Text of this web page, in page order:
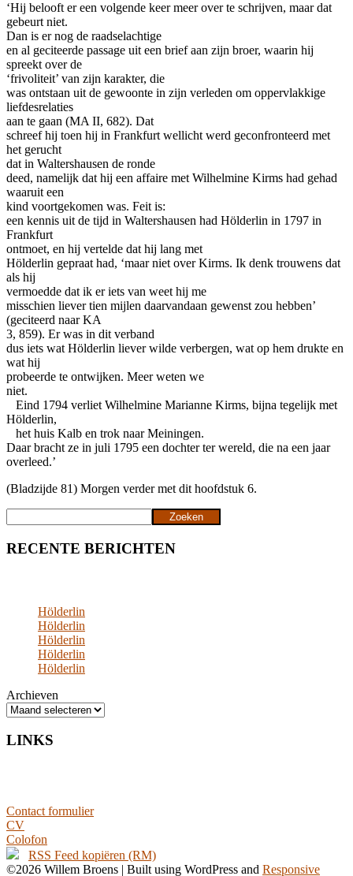
‘Hij belooft er een volgende keer meer over te schrijven, maar dat
gebeurt niet.
Dan is er nog de raadselachtige
en al geciteerde passage uit een brief aan zijn broer, waarin hij
spreekt over de
‘frivoliteit’ van zijn karakter, die
was ontstaan uit de gewoonte in zijn verleden om oppervlakkige
liefdesrelaties
aan te gaan (MA II, 682). Dat
schreef hij toen hij in Frankfurt wellicht werd geconfronteerd met
het gerucht
dat in Waltershausen de ronde
deed, namelijk dat hij een affaire met Wilhelmine Kirms had gehad
waaruit een
kind voortgekomen was. Feit is:
een kennis uit de tijd in Waltershausen had Hölderlin in 1797 in
Frankfurt
ontmoet, en hij vertelde dat hij lang met
Hölderlin gepraat had, ‘maar niet over Kirms. Ik denk trouwens dat
als hij
vermoedde dat ik er iets van weet hij me
misschien liever tien mijlen daarvandaan gewenst zou hebben’
(geciteerd naar KA
3, 859). Er was in dit verband
dus iets wat Hölderlin liever wilde verbergen, wat op hem drukte en
wat hij
probeerde te ontwijken. Meer weten we
niet.
Eind 1794 verliet Wilhelmine Marianne Kirms, bijna tegelijk met
Hölderlin,
het huis Kalb en trok naar Meiningen.
Daar bracht ze in juli 1795 een dochter ter wereld, die na een jaar
overleed.’
(Bladzijde 81) Morgen verder met dit hoofdstuk 6.
Zoeken
RECENTE BERICHTEN
Hölderlin
Hölderlin
Hölderlin
Hölderlin
Hölderlin
Archieven
LINKS
Contact formulier
CV
Colofon
RSS Feed kopiëren (RM)
©2026 Willem Broens | Built using WordPress and Responsive